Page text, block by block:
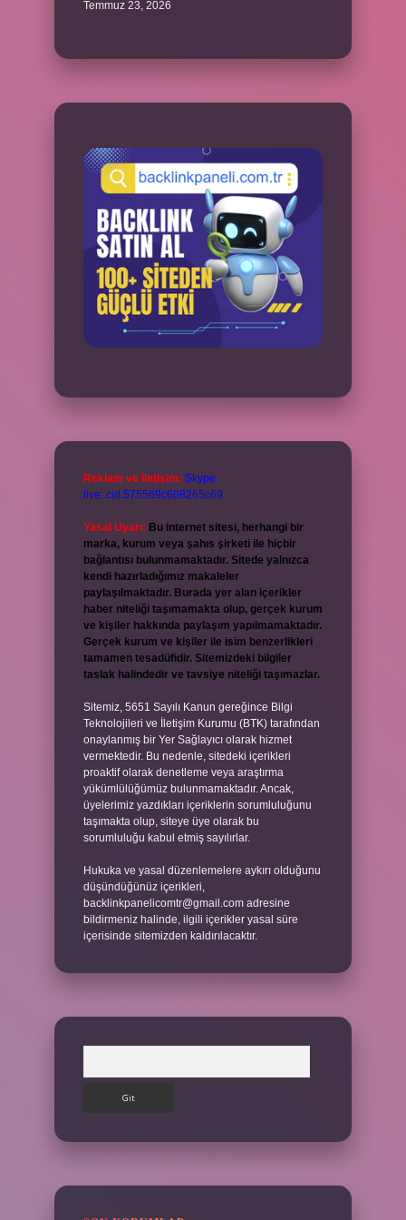
Temmuz 23, 2026
Reklam ve İletişim: Skype:
live:.cid.575569c608265c69
Yasal Uyarı: Bu internet sitesi, herhangi bir
marka, kurum veya şahıs şirketi ile hiçbir
bağlantısı bulunmamaktadır. Sitede yalnızca
kendi hazırladığımız makaleler
paylaşılmaktadır. Burada yer alan içerikler
haber niteliği taşımamakta olup, gerçek kurum
ve kişiler hakkında paylaşım yapılmamaktadır.
Gerçek kurum ve kişiler ile isim benzerlikleri
tamamen tesadüfidir. Sitemizdeki bilgiler
taslak halindedir ve tavsiye niteliği taşımazlar.
Sitemiz, 5651 Sayılı Kanun gereğince Bilgi
Teknolojileri ve İletişim Kurumu (BTK) tarafından
onaylanmış bir Yer Sağlayıcı olarak hizmet
vermektedir. Bu nedenle, sitedeki içerikleri
proaktif olarak denetleme veya araştırma
yükümlülüğümüz bulunmamaktadır. Ancak,
üyelerimiz yazdıkları içeriklerin sorumluluğunu
taşımakta olup, siteye üye olarak bu
sorumluluğu kabul etmiş sayılırlar.
Hukuka ve yasal düzenlemelere aykırı olduğunu
düşündüğünüz içerikleri,
backlinkpanelicomtr@gmail.com adresine
bildirmeniz halinde, ilgili içerikler yasal süre
içerisinde sitemizden kaldırılacaktır.